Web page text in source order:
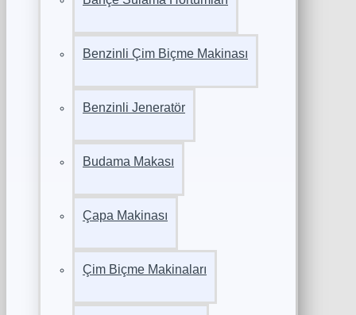
Benzinli Çim Biçme Makinası
Benzinli Jeneratör
Budama Makası
Çapa Makinası
Çim Biçme Makinaları